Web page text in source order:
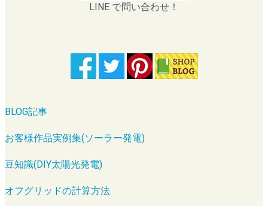
LINE で問い合わせ！
BLOG記事
お客様作品実例集(ソーラー発電)
豆知識(DIY太陽光発電)
オフグリッドの計算方法